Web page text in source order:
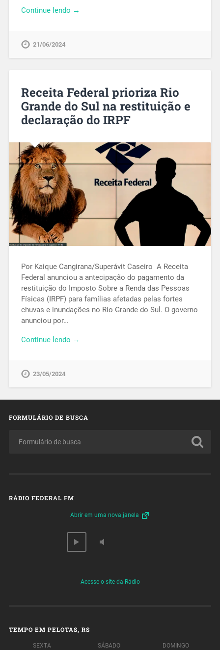
Continue lendo →
21/06/2024
Receita Federal prioriza Rio
Grande do Sul na restituição e
declaração do IRPF
Por Kaique Cangirana/Superávit Caseiro A Receita
Federal anunciou a antecipação do pagamento da
restituição do Imposto Sobre a Renda das Pessoas
Físicas (IRPF) para famílias afetadas pelas fortes
chuvas e inundações no Rio Grande do Sul. O governo
anunciou por…
Continue lendo →
23/05/2024
FORMULÁRIO DE BUSCA
RÁDIO FEDERAL FM
Abrir em uma nova janela
Acesse o site da Rádio
TEMPO EM PELOTAS, RS
SEXTA SÁBADO DOMINGO